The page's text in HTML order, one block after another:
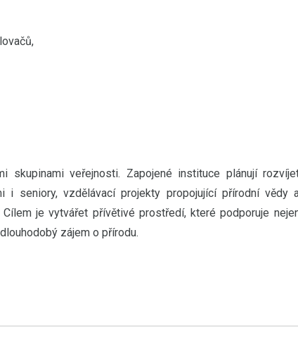
veřejnosti. Zapojené instituce plánují
i seniory, vzdělávací projekty propojující přírodní vědy
je vytvářet přívětivé prostředí, které podporuje
zájem o přírodu.